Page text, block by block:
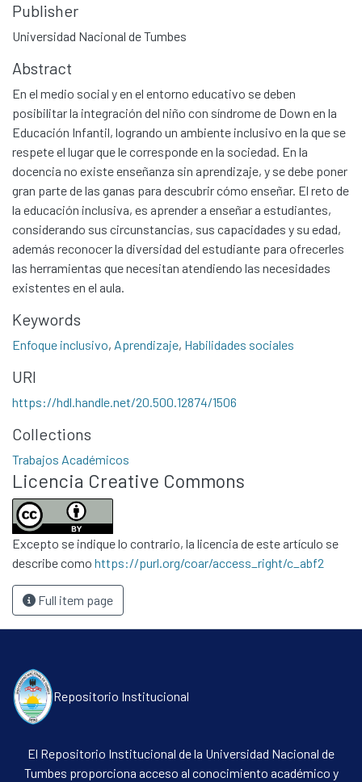
Communities & Collections
All of DSpace
Statistics
Políticas
Publisher
Universidad Nacional de Tumbes
Abstract
En el medio social y en el entorno educativo se deben
posibilitar la integración del niño con síndrome de Down en la
Educación Infantil, logrando un ambiente inclusivo en la que se
respete el lugar que le corresponde en la sociedad. En la
docencia no existe enseñanza sin aprendizaje, y se debe poner
gran parte de las ganas para descubrir cómo enseñar. El reto de
la educación inclusiva, es aprender a enseñar a estudiantes,
considerando sus circunstancias, sus capacidades y su edad,
además reconocer la diversidad del estudiante para ofrecerles
las herramientas que necesitan atendiendo las necesidades
existentes en el aula.
Keywords
Enfoque inclusivo, Aprendizaje, Habilidades sociales
URI
https://hdl.handle.net/20.500.12874/1506
Collections
Trabajos Académicos
Licencia Creative Commons
Excepto se indique lo contrario, la licencia de este artículo se
describe como https://purl.org/coar/access_right/c_abf2
Full item page
Repositorio Institucional
El Repositorio Institucional de la Universidad Nacional de
Tumbes proporciona acceso al conocimiento académico y